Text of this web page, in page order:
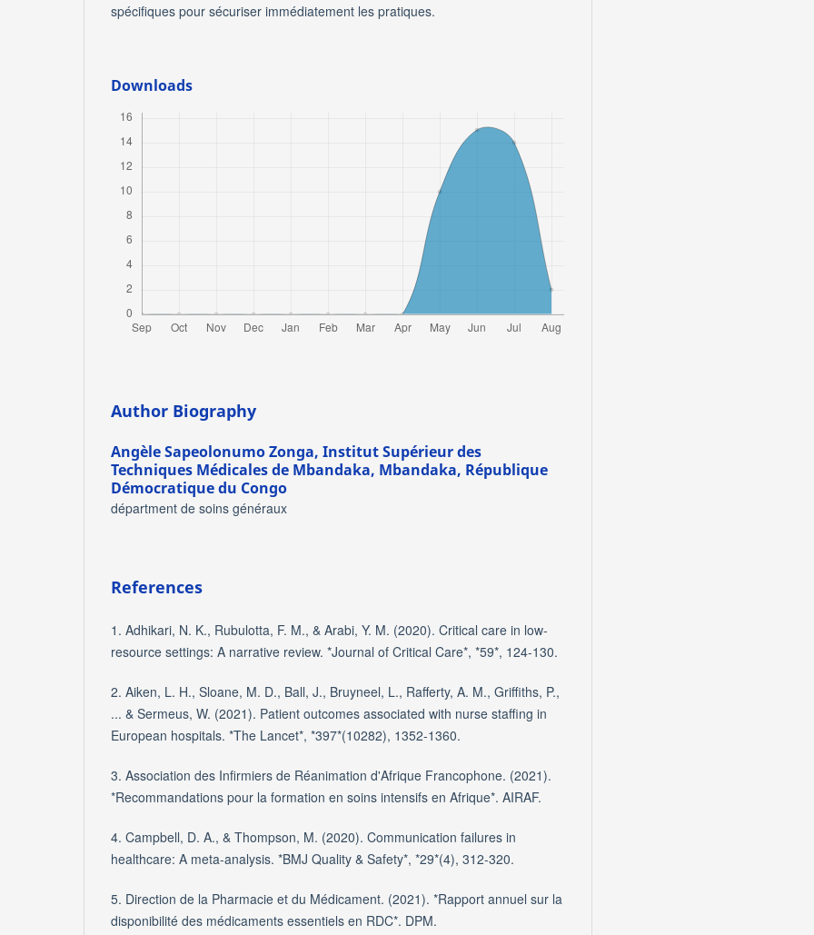
spécifiques pour sécuriser immédiatement les pratiques.
Downloads
Author Biography
Angèle Sapeolonumo Zonga, Institut Supérieur des
Techniques Médicales de Mbandaka, Mbandaka, République
Démocratique du Congo
départment de soins généraux
References
1. Adhikari, N. K., Rubulotta, F. M., & Arabi, Y. M. (2020). Critical care in low-
resource settings: A narrative review. *Journal of Critical Care*, *59*, 124-130.
2. Aiken, L. H., Sloane, M. D., Ball, J., Bruyneel, L., Rafferty, A. M., Griffiths, P.,
... & Sermeus, W. (2021). Patient outcomes associated with nurse staffing in
European hospitals. *The Lancet*, *397*(10282), 1352-1360.
3. Association des Infirmiers de Réanimation d'Afrique Francophone. (2021).
*Recommandations pour la formation en soins intensifs en Afrique*. AIRAF.
4. Campbell, D. A., & Thompson, M. (2020). Communication failures in
healthcare: A meta-analysis. *BMJ Quality & Safety*, *29*(4), 312-320.
5. Direction de la Pharmacie et du Médicament. (2021). *Rapport annuel sur la
disponibilité des médicaments essentiels en RDC*. DPM.